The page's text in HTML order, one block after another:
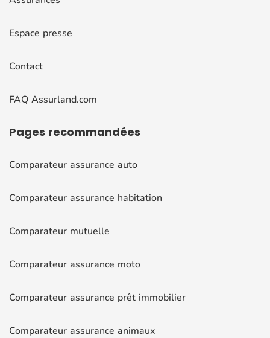
Espace presse
Contact
FAQ Assurland.com
Pages recommandées
Comparateur assurance auto
Comparateur assurance habitation
Comparateur mutuelle
Comparateur assurance moto
Comparateur assurance prêt immobilier
Comparateur assurance animaux